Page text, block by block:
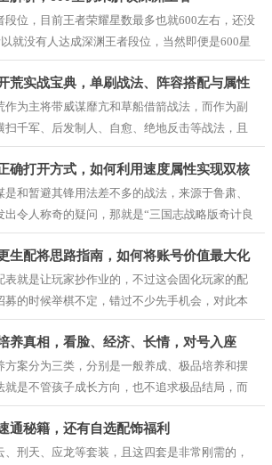
嫖几次抽奖机会，活动也能白嫖荣耀水晶抽奖
能三个月拿一点救济，至于何时抽到荣耀水晶，
家默默留下了眼泪。
段位，目前王者荣耀星数最多也就600左右，还没
就没有人达成深渊王者段位，当然即便是600星
的玩家，段位还是在传奇王者没有变化，这和王
过如今王者荣耀推出了健康管理系统，每天打游
主要是因为有曾经有一个辅助玩家打上520颗星
台了健康管理系统，这也就导致玩家一个账号
荒实战宝典，单刷战法、阵容搭配与属性
作为主将带威谋靡亢和草船借箭战法，而作为副
千军、后发制人、自愈、绝地反击等战法，且
这些战服，而后期赵云一定不能少了威谋靡亢战
就看情况搭配了，不一样非要选择草船借箭，也
凌敌、夺魂挟魄等战法，反正主要是看赵云是
毕竟主副将的战法搭配是不同的。
确打开方式，如何利用速度属性实现双核
和暂避其锋用法差不多的战法，来源于鲁肃、
令人称奇的疑问，那就是“三国志战略版奇计良
告诉大家，奇计良谋战法非常有用，特别是在鲁
玩法体系里面，这个战法就是神级，毕竟奇计良
面，但却让敌人能造成较大范围的负面效果，至
战法一起用的最佳选择了。
生配将思路指南，如何将账号价值最大化
表就是让玩家抄作业的，不过这会固化玩家的配
募的时候举棋不定，错过不少先手机会，对此本
配将表向大家讲述三国志战略版配将思路，从而
略版配将模拟器、小程序等工具，在没有软件
己的三国志战略版队伍，最后将自己账号的价值
就是零氪玩家的顶级玩法思路了。
养真相，看脸、经济、长情，对号入座
方案分为三类，分别是一般养成、极品培养和摆
就是不管孩子成长方向，也不追求极品结局，而
结局就好，而极品养成，不仅要孩子有一个完美
都开启，只要是能增加孩子属性的办法都会去
子的成本也不低，不是土豪玩家，也就是是说
通秘籍，还有自选配饰福利
刑天、应龙等套装，且这四套是非常刚需的，